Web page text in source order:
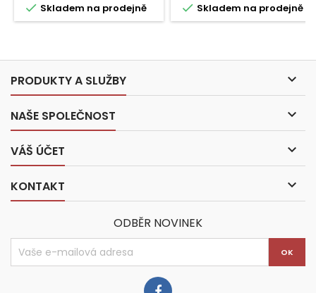
 Skladem na prodejně  Skladem na prodejně
PRODUKTY A SLUŽBY 
NAŠE SPOLEČNOST 
VÁŠ ÚČET 
KONTAKT 
ODBĚR NOVINEK